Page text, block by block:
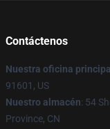
Contáctenos
Nuestra oficina principal
91601, US
Nuestro almacén: 54
Province, CN